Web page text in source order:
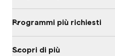
Programmi più richiesti
Scopri di più